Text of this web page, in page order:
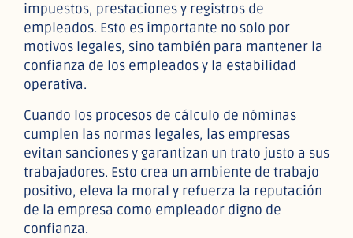
impuestos, prestaciones y registros de
empleados. Esto es importante no solo por
motivos legales, sino también para mantener la
confianza de los empleados y la estabilidad
operativa.
Cuando los procesos de cálculo de nóminas
cumplen las normas legales, las empresas
evitan sanciones y garantizan un trato justo a sus
trabajadores. Esto crea un ambiente de trabajo
positivo, eleva la moral y refuerza la reputación
de la empresa como empleador digno de
confianza.